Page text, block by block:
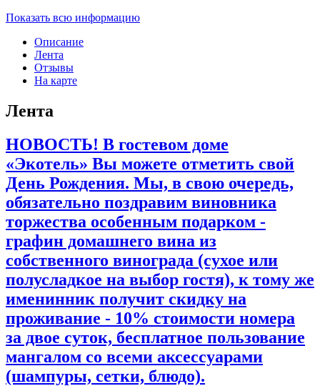
Показать всю информацию
Описание
Лента
Отзывы
На карте
Лента
НОВОСТЬ! В гостевом доме
«Экотель» Вы можете отметить свой
День Рождения. Мы, в свою очередь,
обязательно поздравим виновника
торжества особенным подарком -
графин домашнего вина из
собственного винограда (сухое или
полусладкое на выбор гостя), к тому же
именинник получит скидку на
проживание - 10% стоимости номера
за двое суток, бесплатное пользование
мангалом со всеми аксессуарами
(шампуры, сетки, блюдо).